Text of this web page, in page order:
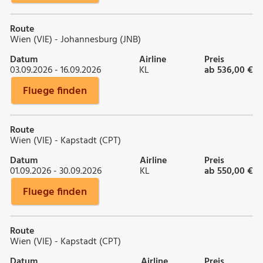
Route
Wien (VIE) - Johannesburg (JNB)
Datum
03.09.2026 - 16.09.2026
Airline
KL
Preis
ab 536,00 €
Fluege finden
Route
Wien (VIE) - Kapstadt (CPT)
Datum
01.09.2026 - 30.09.2026
Airline
KL
Preis
ab 550,00 €
Fluege finden
Route
Wien (VIE) - Kapstadt (CPT)